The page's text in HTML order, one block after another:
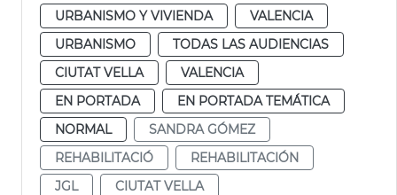
URBANISMO Y VIVIENDA
VALENCIA
URBANISMO
TODAS LAS AUDIENCIAS
CIUTAT VELLA
VALENCIA
EN PORTADA
EN PORTADA TEMÁTICA
NORMAL
SANDRA GÓMEZ
REHABILITACIÓ
REHABILITACIÓN
JGL
CIUTAT VELLA